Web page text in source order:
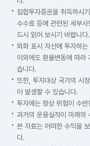
집합투자증권을 취득하시
수수료 등에 관련된 세부
드시 읽어 보시기 바랍니다.
외화 표시 자산에 투자하
이외에도 환율변동에 따라
습니다.
또한, 투자대상 국가의 시
이 발생할 수 있습니다.
투자에는 항상 위험이 수반
과거의 운용실적이 미래의
본 자료는 어떠한 수익을
다.